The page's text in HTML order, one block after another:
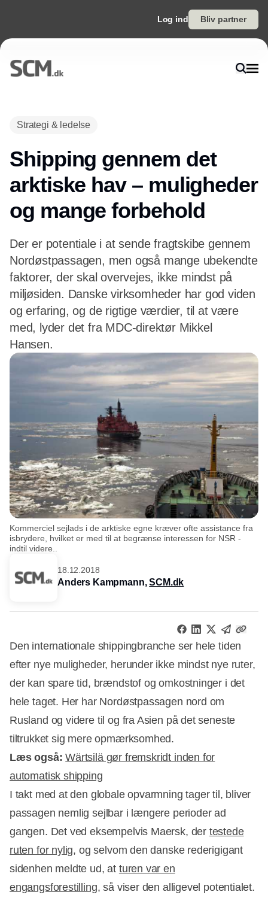
Log ind Bliv partner
Strategi & ledelse
Shipping gennem det
arktiske hav – muligheder
og mange forbehold
Der er potentiale i at sende fragtskibe gennem
Nordøstpassagen, men også mange ubekendte
faktorer, der skal overvejes, ikke mindst på
miljøsiden. Danske virksomheder har god viden
og erfaring, og de rigtige værdier, til at være
med, lyder det fra MDC-direktør Mikkel
Hansen.
Kommerciel sejlads i de arktiske egne kræver ofte assistance fra
isbrydere, hvilket er med til at begrænse interessen for NSR -
indtil videre..
18.12.2018
Anders Kampmann,SCM.dk
Den internationale shippingbranche ser hele tiden
efter nye muligheder, herunder ikke mindst nye ruter,
der kan spare tid, brændstof og omkostninger i det
hele taget. Her har Nordøstpassagen nord om
Rusland og videre til og fra Asien på det seneste
tiltrukket sig mere opmærksomhed.
Læs også: Wärtsilä gør fremskridt inden for
automatisk shipping
I takt med at den globale opvarmning tager til, bliver
passagen nemlig sejlbar i længere perioder ad
gangen. Det ved eksempelvis Maersk, der testede
ruten for nylig, og selvom den danske rederigigant
sidenhen meldte ud, at turen var en
engangsforestilling, så viser den alligevel potentialet.